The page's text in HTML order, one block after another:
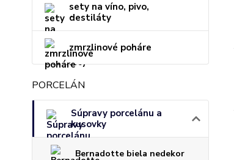
sety na víno, pivo,
destiláty
zmrzlinové poháre
PORCELÁN
Súpravy porcelánu a
kusovky
Bernadotte biela nedekor